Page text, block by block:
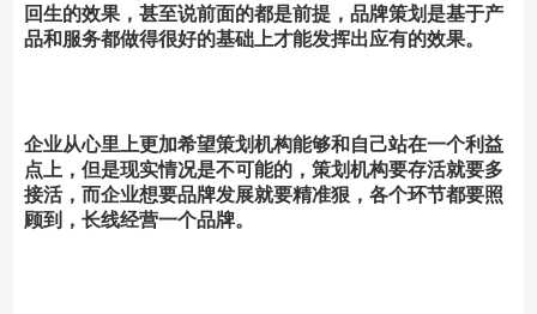
回生的效果，甚至说前面的都是前提，品牌策划是基于产
品和服务都做得很好的基础上才能发挥出应有的效果。
企业从心里上更加希望策划机构能够和自己站在一个利益
点上，但是现实情况是不可能的，策划机构要存活就要多
接活，而企业想要品牌发展就要精准狠，各个环节都要照
顾到，长线经营一个品牌。